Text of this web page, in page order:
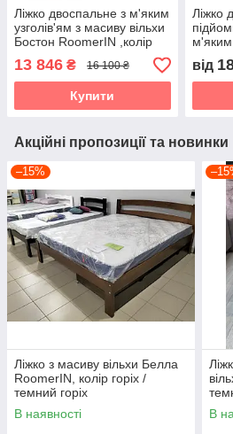
Ліжко двоспальне з м'яким
узголів'ям з масиву вільхи
Бостон RoomerIN ,колір
темний горіх
13 846 ₴ 16 100 ₴
Купити
Ліжко
м'яким
від
Акційні пропозиції та новинки
–15%
Ліжко з масиву вільхи Белла
RoomerIN, колір горіх /
темний горіх
В наявності
В